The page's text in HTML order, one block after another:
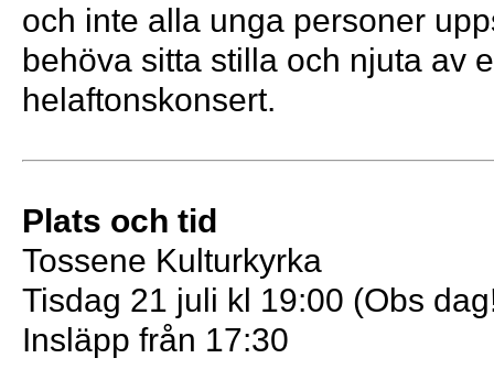
och inte alla unga personer
behöva sitta stilla och njuta av
helaftonskonsert.
Plats och tid
Tossene Kulturkyrka
Tisdag 21 juli kl 19:00 (Obs
Insläpp från 17:30